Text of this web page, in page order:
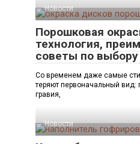
Новости
Порошковая
технология,
советы по выбору
Со временем даже самые
теряют первоначальный вид:
гравия,
Новости